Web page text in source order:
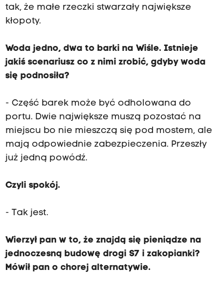
tak, że małe rzeczki stwarzały największe
kłopoty.
Woda jedno, dwa to barki na Wiśle. Istnieje
jakiś scenariusz co z nimi zrobić, gdyby woda
się podnosiła?
- Część barek może być odholowana do
portu. Dwie największe muszą pozostać na
miejscu bo nie mieszczą się pod mostem, ale
mają odpowiednie zabezpieczenia. Przeszły
już jedną powódź.
Czyli spokój.
- Tak jest.
Wierzył pan w to, że znajdą się pieniądze na
jednoczesną budowę drogi S7 i zakopianki?
Mówił pan o chorej alternatywie.